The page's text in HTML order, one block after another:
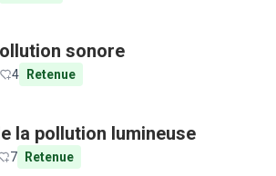
sonore
4 Retenue
la pollution lumineuse
7 Retenue